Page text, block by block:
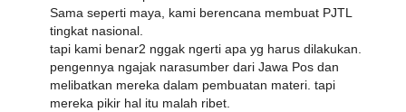
Sama seperti maya, kami berencana membuat PJTL
tingkat nasional.
tapi kami benar2 nggak ngerti apa yg harus dilakukan.
pengennya ngajak narasumber dari Jawa Pos dan
melibatkan mereka dalam pembuatan materi. tapi
mereka pikir hal itu malah ribet.